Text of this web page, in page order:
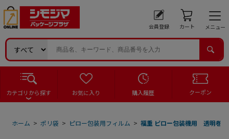
会員登録 カート メニュー
カテゴリから探す お気に入り 購入履歴 クーポン
ホーム > ポリ袋 > ピロー包装用フィルム > 福重 ピロー包装機用 透明巻